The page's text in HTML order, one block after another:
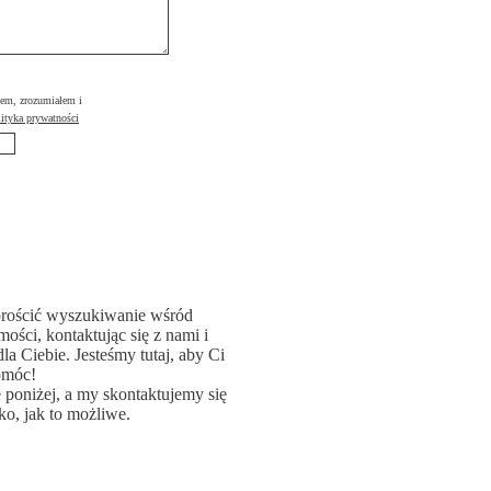
zrozumiałem i
prywatności
wyszukiwanie wśród
kontaktując się z nami i
Ciebie. Jesteśmy tutaj, aby Ci
a my skontaktujemy się
jak to możliwe.